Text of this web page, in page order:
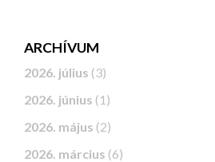
ARCHÍVUM
2026. július (3)
2026. június (1)
2026. május (2)
2026. március (6)